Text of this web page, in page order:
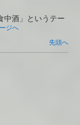
中酒」というテー
ジへ
先頭へ